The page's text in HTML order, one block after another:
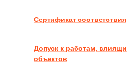
Сертификат соответствия
Допуск к работам,
объектов